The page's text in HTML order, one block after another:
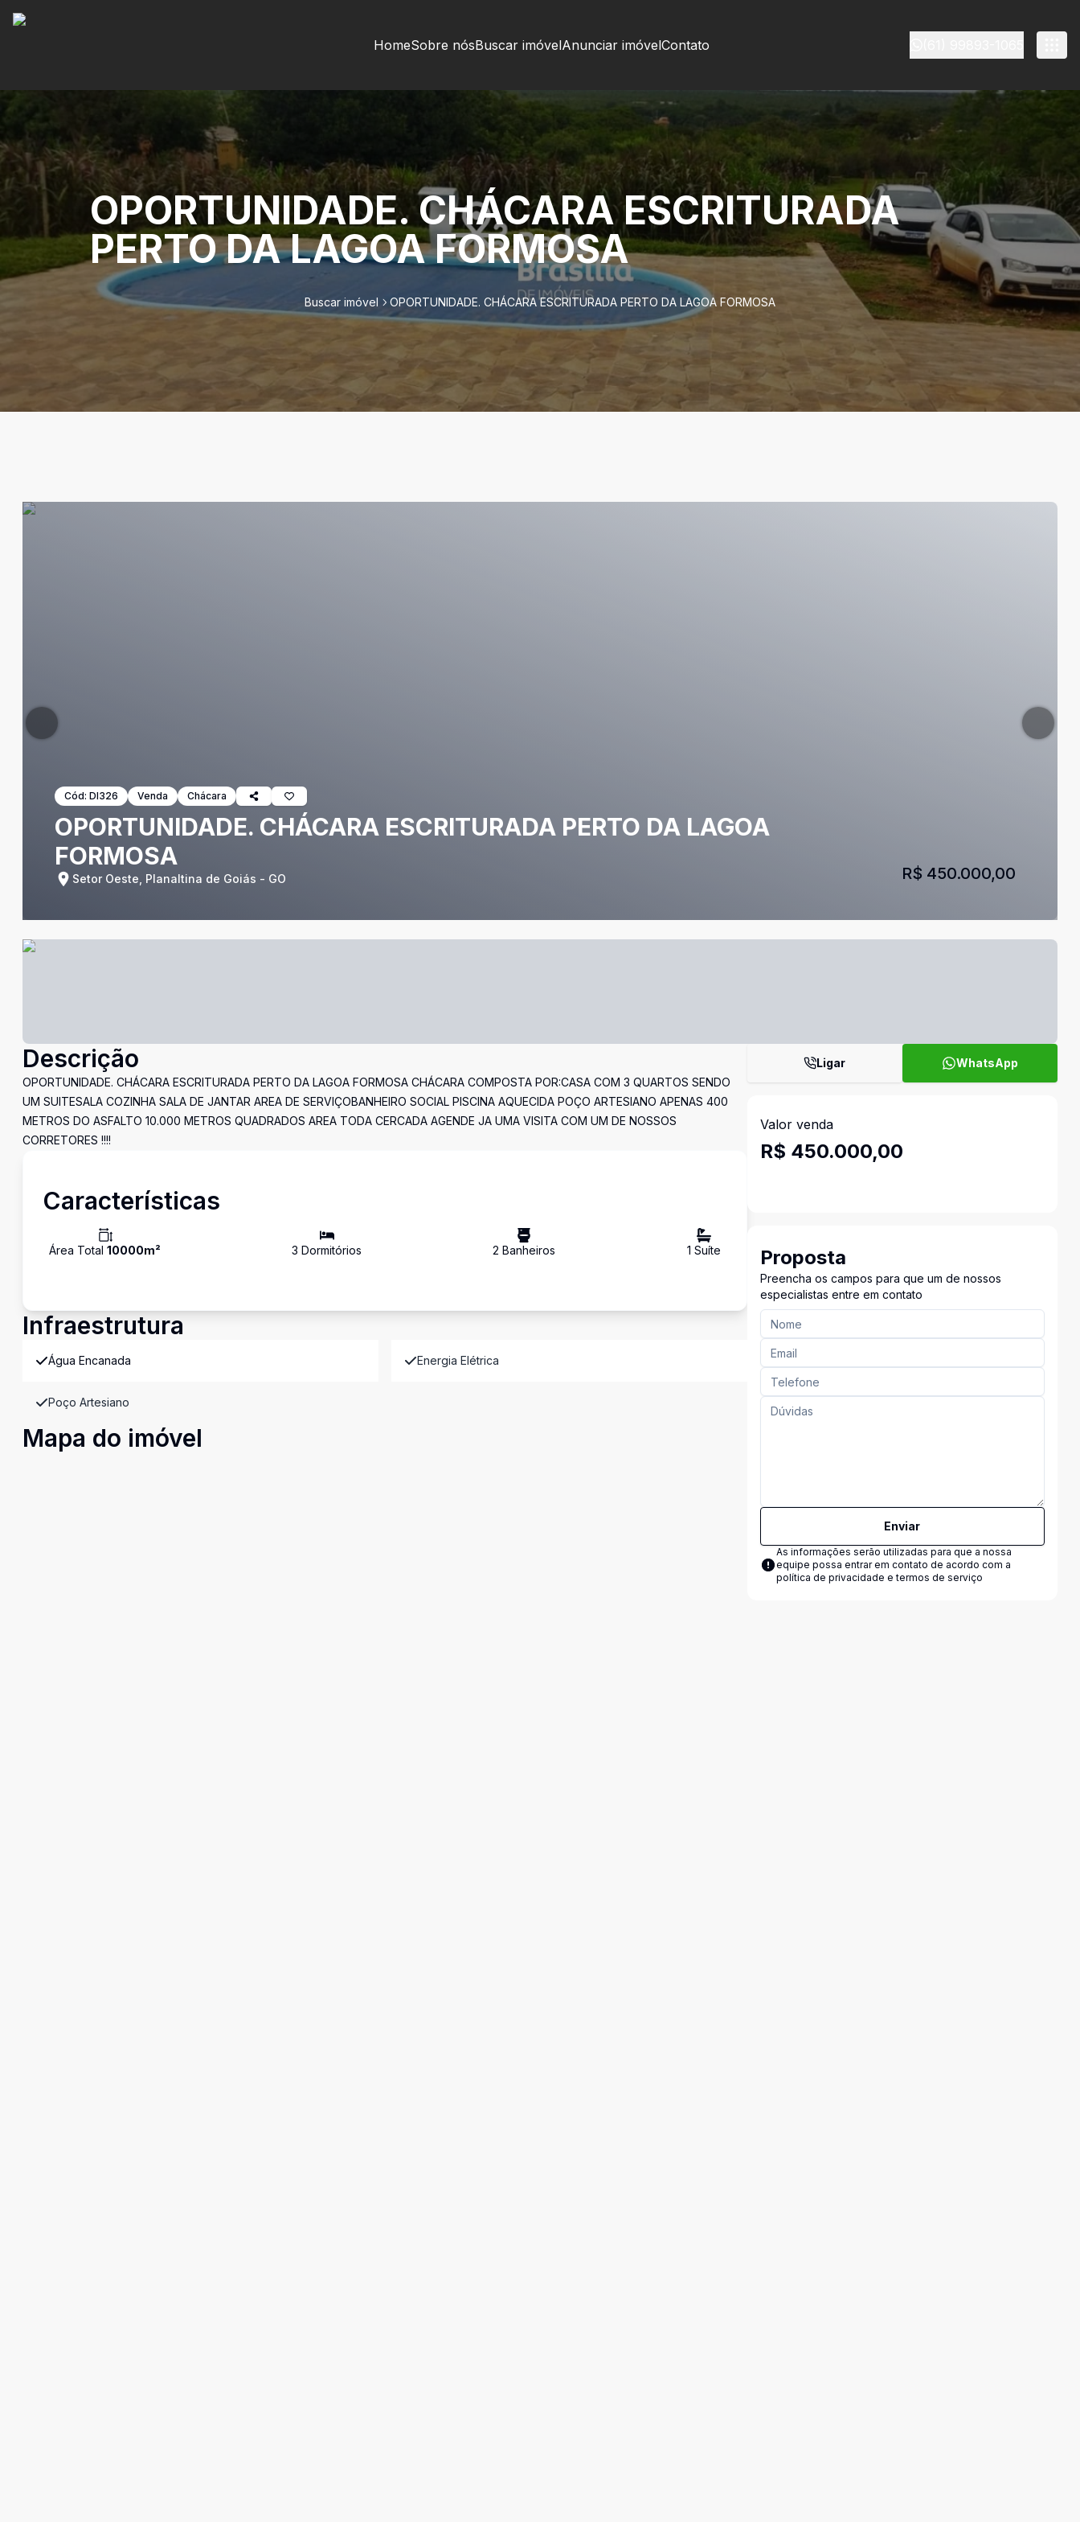
HomeSobre nósBuscar imóvelAnunciar imóvelContato
OPORTUNIDADE. CHÁCARA ESCRITURADA
PERTO DA LAGOA FORMOSA
Buscar imóvel OPORTUNIDADE. CHÁCARA ESCRITURADA PERTO DA LAGOA FORMOSA
Cód: DI326 Venda Chácara
OPORTUNIDADE. CHÁCARA ESCRITURADA PERTO DA LAGOA
FORMOSA
Setor Oeste, Planaltina de Goiás - GO R$ 450.000,00
Descrição
OPORTUNIDADE. CHÁCARA ESCRITURADA PERTO DA LAGOA FORMOSA CHÁCARA COMPOSTA POR:CASA COM 3 QUARTOS SENDO
UM SUITESALA COZINHA SALA DE JANTAR AREA DE SERVIÇOBANHEIRO SOCIAL PISCINA AQUECIDA POÇO ARTESIANO APENAS 400
METROS DO ASFALTO 10.000 METROS QUADRADOS AREA TODA CERCADA AGENDE JA UMA VISITA COM UM DE NOSSOS
CORRETORES !!!!
Características
Área Total 10000m² 3 Dormitórios 2 Banheiros 1 Suíte
Infraestrutura
Água Encanada Energia Elétrica
Poço Artesiano
Mapa do imóvel
Ligar WhatsApp
Valor venda
R$ 450.000,00
Proposta
Preencha os campos para que um de nossos
especialistas entre em contato
Enviar
As informações serão utilizadas para que a nossa
equipe possa entrar em contato de acordo com a
política de privacidade e termos de serviço